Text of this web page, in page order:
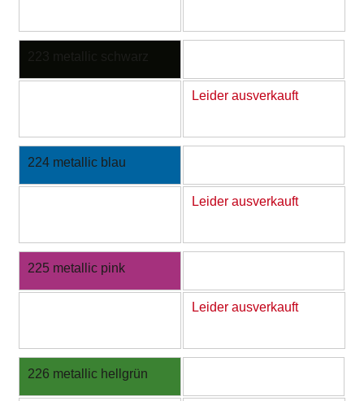
Leider ausverkauft
224 metallic blau
Leider ausverkauft
225 metallic pink
Leider ausverkauft
226 metallic hellgrün